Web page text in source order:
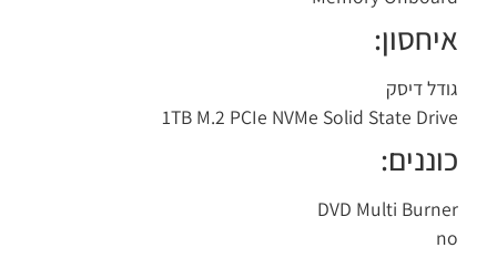
דיסק
1TB M.2 PCIe NVMe Solid State
DVD Multi